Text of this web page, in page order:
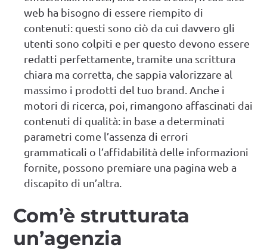
web ha bisogno di essere riempito di
contenuti: questi sono ciò da cui davvero gli
utenti sono colpiti e per questo devono essere
redatti perfettamente, tramite una scrittura
chiara ma corretta, che sappia valorizzare al
massimo i prodotti del tuo brand. Anche i
motori di ricerca, poi, rimangono affascinati dai
contenuti di qualità: in base a determinati
parametri come l’assenza di errori
grammaticali o l’affidabilità delle informazioni
fornite, possono premiare una pagina web a
discapito di un’altra.
Com’è strutturata
un’agenzia